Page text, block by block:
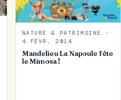
NATURE & PATRIMOINE ·
4 FÉVR. 2014
Mandelieu La Napoule fête
le Mimosa !